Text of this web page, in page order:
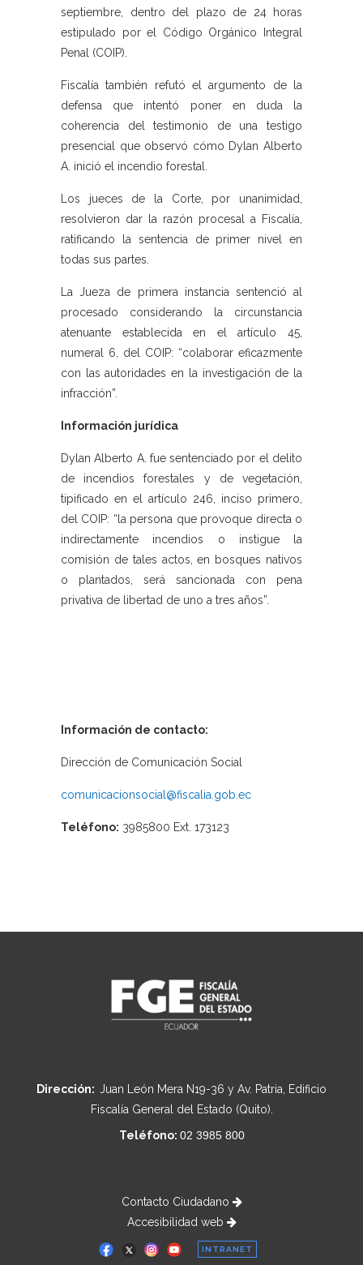
septiembre, dentro del plazo de 24 horas
estipulado por el Código Orgánico Integral
Penal (COIP).
Fiscalía también refutó el argumento de la
defensa que intentó poner en duda la
coherencia del testimonio de una testigo
presencial que observó cómo Dylan Alberto
A. inició el incendio forestal.
Los jueces de la Corte, por unanimidad,
resolvieron dar la razón procesal a Fiscalía,
ratificando la sentencia de primer nivel en
todas sus partes.
La Jueza de primera instancia sentenció al
procesado considerando la circunstancia
atenuante establecida en el artículo 45,
numeral 6, del COIP: “colaborar eficazmente
con las autoridades en la investigación de la
infracción”.
Información jurídica
Dylan Alberto A. fue sentenciado por el delito
de incendios forestales y de vegetación,
tipificado en el artículo 246, inciso primero,
del COIP: “la persona que provoque directa o
indirectamente incendios o instigue la
comisión de tales actos, en bosques nativos
o plantados, será sancionada con pena
privativa de libertad de uno a tres años”.
Información de contacto:
Dirección de Comunicación Social
comunicacionsocial@fiscalia.gob.ec
Teléfono: 3985800 Ext. 173123
Dirección: Juan León Mera N19-36 y Av. Patria, Edificio
Fiscalía General del Estado (Quito).
Teléfono: 02 3985 800
Contacto Ciudadano
Accesibilidad web
INTRANET